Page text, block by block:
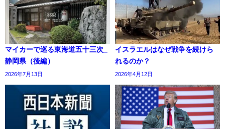
マイカーで巡る東海道五十三次_
静岡県（後編）
2026年7月13日
イスラエルはなぜ戦争を続けら
れるのか？
2026年4月12日